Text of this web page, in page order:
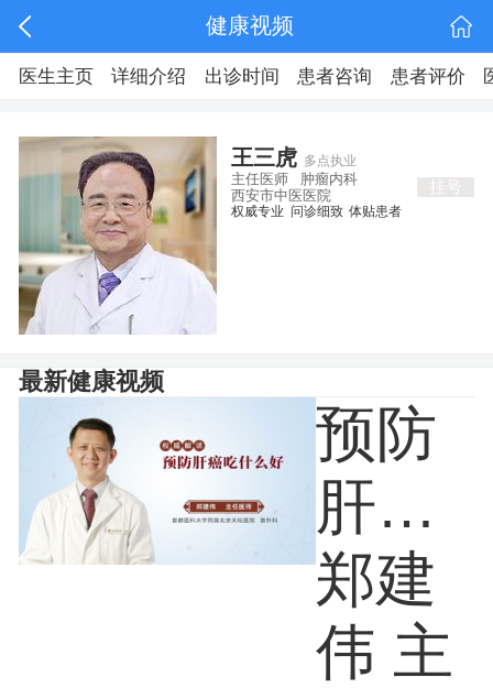
健康视频
医生主页 详细介绍 出诊时间 患者咨询 患者评价
王三虎 多点执业
主任医师
肿瘤内科
西安市中医医院
挂号
权威专业 问诊细致 体贴患者
最新健康视频
预防
肝癌
吃什
么好
郑建
伟 主